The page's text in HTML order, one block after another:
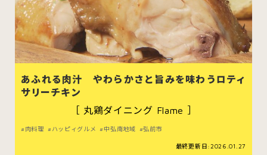
パスタ 寿司
スイーツ ハンバーガー
すべてのカテゴリをみる
あふれる肉汁 やわらかさと旨みを味わうロティ
サリーチキン
［ 丸鶏ダイニング Flame ］
肉料理 ハッピィグルメ 中弘南地域 弘前市
最終更新日:2026.01.27